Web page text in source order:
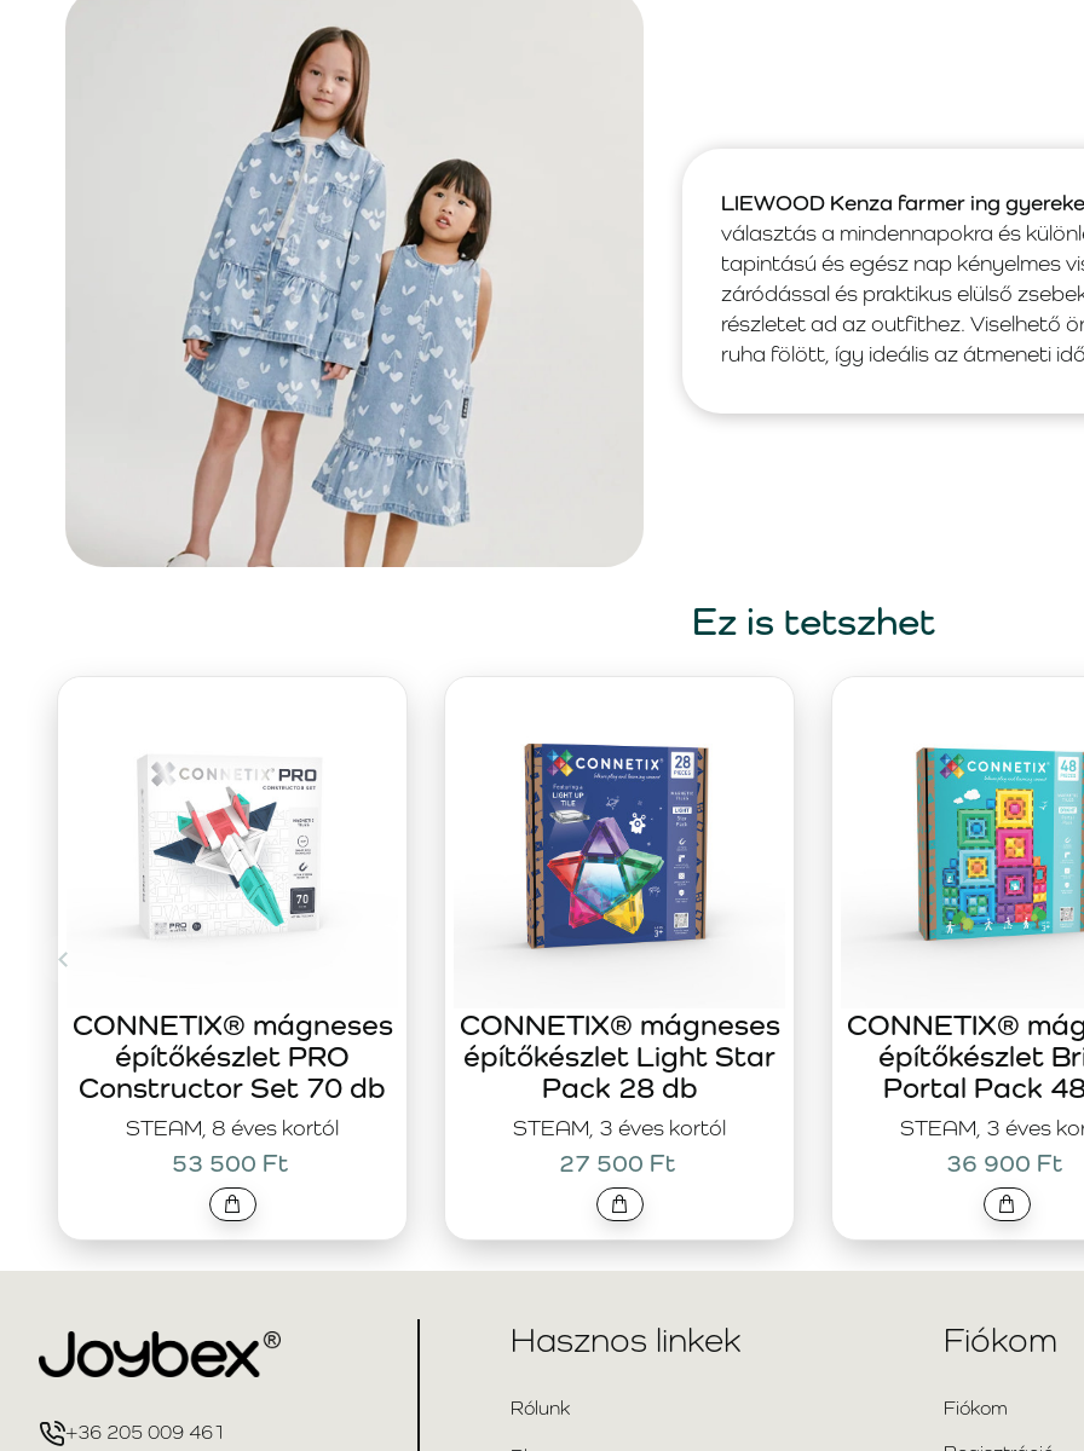
LIEWOOD Kenza farmer ing
választás a mindennapokra és
tapintású és egész nap kényelmes
záródással és praktikus elülső
részletet ad az outfithez. Viselhető
ruha fölött, így ideális az átmeneti
Ez is tetszhet
STEAM, 8 éves kortól
CONNETIX® mágneses
építőkészlet PRO
Constructor Set 70 db
53 500 Ft
STEAM, 3 éves kortól
CONNETIX® mágneses
építőkészlet Light Star
Pack 28 db
27 500 Ft
STEAM, 3 éves
CONNETIX®
építőkészlet
Portal Pack
36 900 Ft
+36 205 009 461
Hasznos linkek
Rólunk
Fiókom
Fiókom